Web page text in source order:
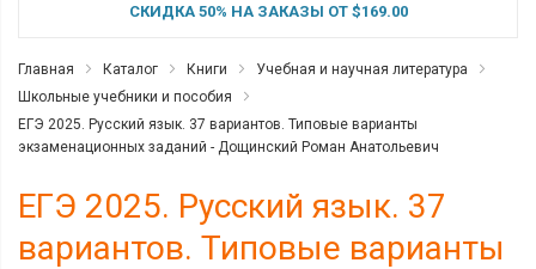
СКИДКА 50% НА ЗАКАЗЫ ОТ $169.00
Главная Каталог Книги
Учебная и научная литература
Школьные учебники и пособия
ЕГЭ 2025. Русский язык. 37 вариантов. Типовые варианты
экзаменационных заданий - Дощинский Роман Анатольевич
ЕГЭ 2025. Русский язык. 37
вариантов. Типовые варианты